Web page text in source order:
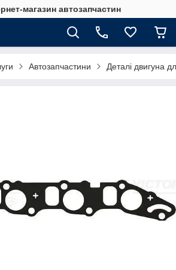
магазин автозапчастин
Автозапчастини Деталі двигуна